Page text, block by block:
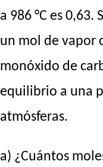
a 986 °C es
un mol de vapor
monóxido de
equilibrio a una
atmósferas.
a) ¿Cuántos